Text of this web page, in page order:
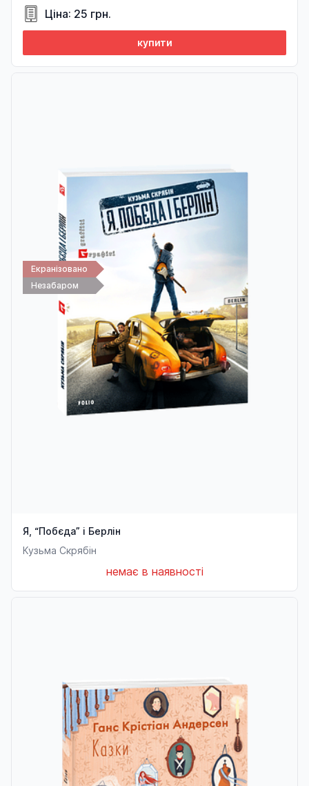
Ціна: 25 грн.
купити
Незабаром
Екранізовано
Я, “Побєда” і Берлін
Кузьма Скрябін
немає в наявності